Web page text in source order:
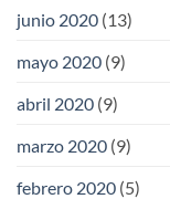
junio 2020 (13)
mayo 2020 (9)
abril 2020 (9)
marzo 2020 (9)
febrero 2020 (5)